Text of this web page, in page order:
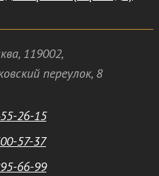
, 119002,
переулок,8
26-15
57-37
66-99